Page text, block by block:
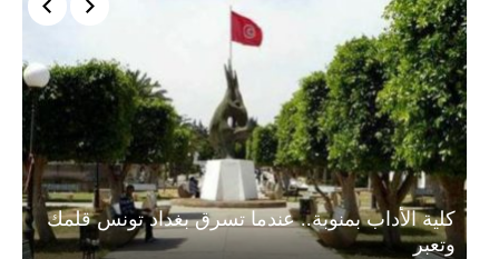
كلية الأداب بمنوبة.. عندما تسرق بغداد تونس قلمك
وتعبر